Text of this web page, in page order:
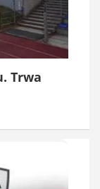
Trwa